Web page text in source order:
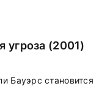
угроза (2001)
Бауэрс становится